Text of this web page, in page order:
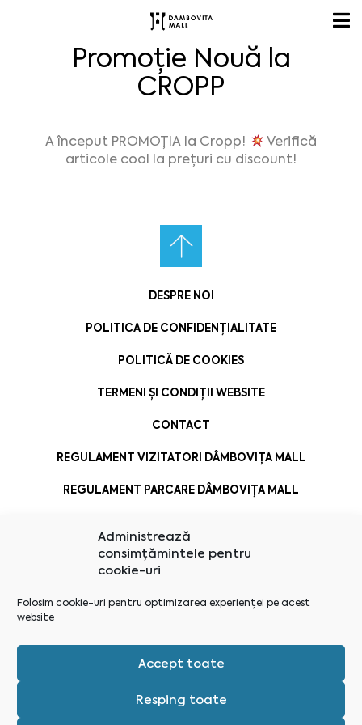
Administrează
consimțămintele pentru
cookie-uri
Folosim cookie-uri pentru optimizarea experienței pe acest
website
Accept toate
Resping toate
Promoție Nouă la
CROPP
A început PROMOȚIA la Cropp!
Verifică
articole cool la prețuri cu discount!
DESPRE NOI
POLITICA DE CONFIDENȚIALITATE
POLITICĂ DE COOKIES
TERMENI ȘI CONDIȚII WEBSITE
CONTACT
REGULAMENT VIZITATORI DÂMBOVIȚA MALL
REGULAMENT PARCARE DÂMBOVIȚA MALL